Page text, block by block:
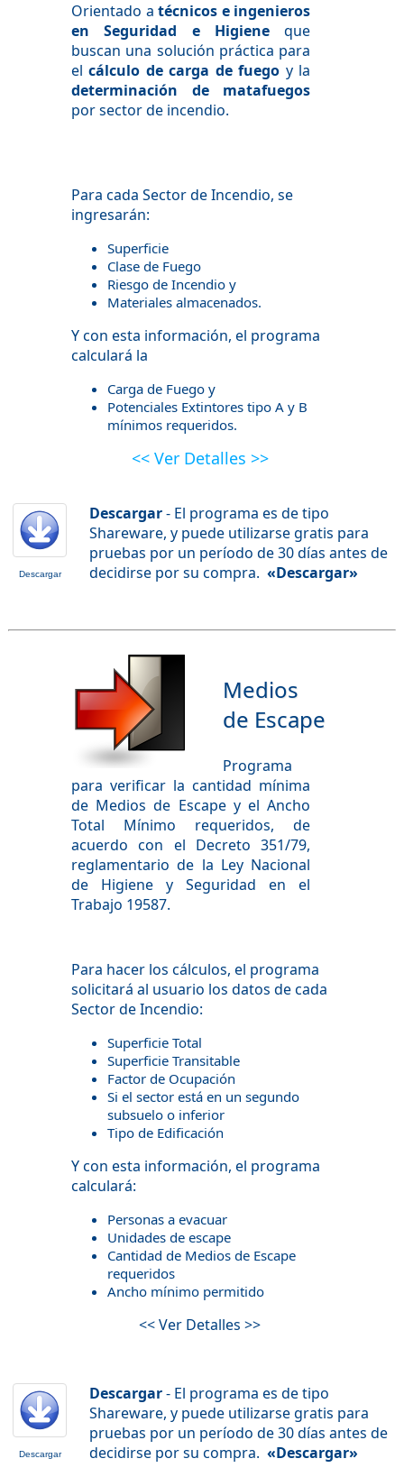
Orientado a técnicos e ingenieros
en Seguridad e Higieneque
buscan una solución práctica para
elcálculo de carga de fuego y la
determinación de matafuegos
por sector de incendio.
Para cada Sector de Incendio, se
ingresarán:
Superficie
Clase de Fuego
Riesgo de Incendio y
Materiales almacenados.
Y con esta información, el programa
calculará la
Carga de Fuego y
Potenciales Extintores tipo A y B
mínimos requeridos.
<< Ver Detalles >>
Descargar
Descargar- El programa es de tipo
Shareware, y puede utilizarse gratis para
pruebas por un período de 30 días antes de
decidirse por su compra. «Descargar»
Medios
de Escape
Programa
para verificar la cantidad mínima
de Medios de Escape y el Ancho
Total Mínimo requeridos, de
acuerdo con el Decreto 351/79,
reglamentario de la Ley Nacional
de Higiene y Seguridad en el
Trabajo 19587.
Para hacer los cálculos, el programa
solicitará al usuario los datos de cada
Sector de Incendio:
Superficie Total
Superficie Transitable
Factor de Ocupación
Si el sector está en un segundo
subsuelo o inferior
Tipo de Edificación
Y con esta información, el programa
calculará:
Personas a evacuar
Unidades de escape
Cantidad de Medios de Escape
requeridos
Ancho mínimo permitido
<< Ver Detalles >>
Descargar
Descargar- El programa es de tipo
Shareware, y puede utilizarse gratis para
pruebas por un período de 30 días antes de
decidirse por su compra. «Descargar»